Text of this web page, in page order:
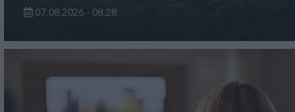
07.08.2026 - 08:28